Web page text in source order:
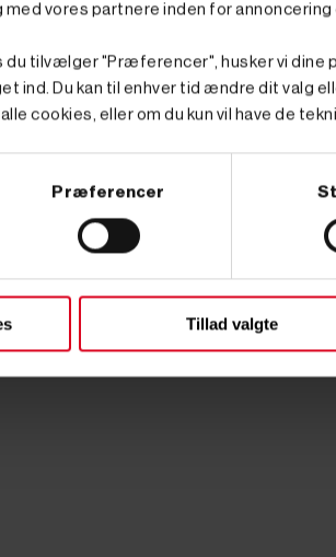
vores partnere inden for annoncering
du tilvælger "Præferencer", husker vi dine
ind. Du kan til enhver tid ændre dit valg
cookies, eller om du kun vil have de
Præferencer
Tillad valgte